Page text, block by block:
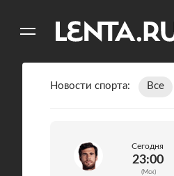
Новости спорта Все
Сегодня
23:00
(Мск)